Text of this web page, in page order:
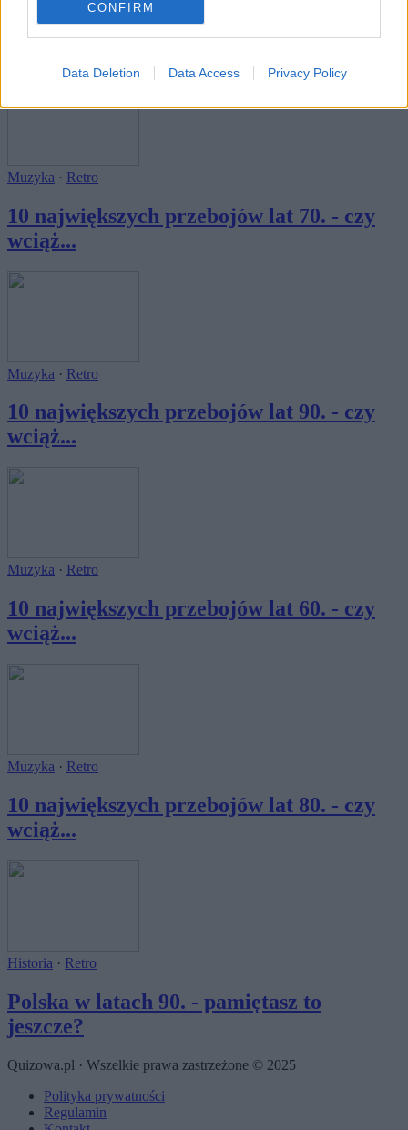
CONFIRM
Data Deletion Data Access Privacy Policy
Czy rozpoznasz znane utwory z lat 80. i
90.?
Muzyka · Retro
10 największych przebojów lat 70. - czy
wciąż...
Muzyka · Retro
10 największych przebojów lat 90. - czy
wciąż...
Muzyka · Retro
10 największych przebojów lat 60. - czy
wciąż...
Muzyka · Retro
10 największych przebojów lat 80. - czy
wciąż...
Historia · Retro
Polska w latach 90. - pamiętasz to
jeszcze?
Quizowa.pl · Wszelkie prawa zastrzeżone © 2025
Polityka prywatności
Regulamin